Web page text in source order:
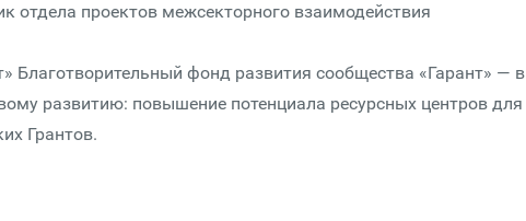
отдела проектов межсекторного взаимодействия
Благотворительный фонд развития сообщества «Гарант» — в
развитию: повышение потенциала ресурсных центров для
Грантов.